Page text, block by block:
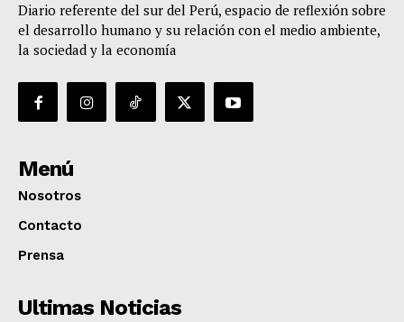
Diario referente del sur del Perú, espacio de reflexión sobre
el desarrollo humano y su relación con el medio ambiente,
la sociedad y la economía
Menú
Nosotros
Contacto
Prensa
Ultimas Noticias